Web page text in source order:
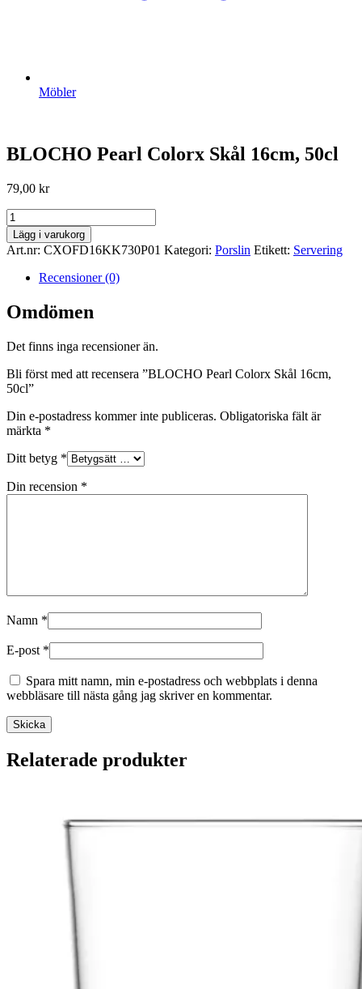
Möbler
BLOCHO Pearl Colorx Skål 16cm, 50cl
79,00 kr
BLOCHO
Pearl
Colorx
Skål
16cm,
mängd
Lägg i varukorg
Art.nr: CXOFD16KK730P01 Kategori: Porslin Etikett: Servering
Recensioner (0)
Omdömen
Det finns inga recensioner än.
Bli först med att recensera ”BLOCHO Pearl Colorx Skål 16cm,
50cl”
Din e-postadress kommer inte publiceras. Obligatoriska fält är
märkta *
Ditt betyg *
Din recension *
Namn *
E-post *
Spara mitt namn, min e-postadress och webbplats i denna
webbläsare till nästa gång jag skriver en kommentar.
Relaterade produkter